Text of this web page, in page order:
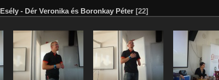
Esély - Dér Veronika és Boronkay Péter [22]